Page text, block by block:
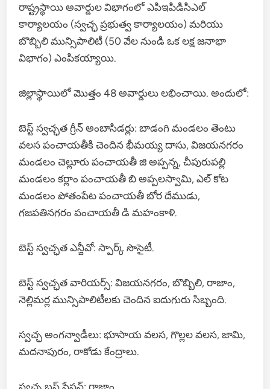
రాష్ట్రస్థాయి అవార్డుల విభాగంలో ఎపిఇపిడిసిఎల్
కార్యాలయం (స్వచ్ఛ ప్రభుత్వ కార్యాలయం) మరియు
బొబ్బిలి మున్సిపాలిటీ (50 వేల నుండి ఒక లక్ష జనాభా
విభాగం) ఎంపికయ్యాయి.
జిల్లాస్థాయిలో మొత్తం 48 అవార్డులు లభించాయి. అందులో:
బెస్ట్ స్వచ్ఛత గ్రీన్ అంబాసిడర్లు: బాడంగి మండలం తెంటు
వలస పంచాయతీకి చెందిన భీమయ్య దాసు, విజయనగరం
మండలం చెల్లూరు పంచాయతీ జి అప్పన్న, చీపురుపల్లి
మండలం కర్లాం పంచాయతీ బి అప్పలస్వామి, ఎల్ కోట
మండలం పోతంపేట పంచాయతీ బోర దేముడు,
గజపతినగరం పంచాయతీ డి మహంకాళి.
బెస్ట్ స్వచ్ఛత ఎన్జీవో: స్పార్క్ సొసైటీ.
బెస్ట్ స్వచ్ఛత వారియర్స్: విజయనగరం, బొబ్బిలి, రాజాం,
నెల్లిమర్ల మున్సిపాలిటీలకు చెందిన ఐదుగురు సిబ్బంది.
స్వచ్ఛ అంగన్వాడీలు: భూసాయ వలస, గొల్లల వలస, జామి,
మదనాపురం, రాకోడు కేంద్రాలు.
స్వచ్ఛ బస్ స్టేషన్: రాజాం.